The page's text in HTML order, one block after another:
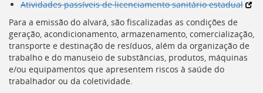
notícias
[]
Ir
para
o
conteúdo
desta
Atividades passíveis de licenciamento sanitário estadual
Para a emissão do alvará, são fiscalizadas as condições de
geração, acondicionamento, armazenamento, comercialização,
transporte e destinação de resíduos, além da organização de
trabalho e do manuseio de substâncias, produtos, máquinas
e/ou equipamentos que apresentem riscos à saúde do
trabalhador ou da coletividade.